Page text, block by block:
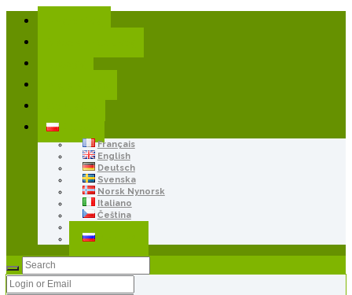
Français
English
Deutsch
Svenska
Norsk Nynorsk
Italiano
Čeština